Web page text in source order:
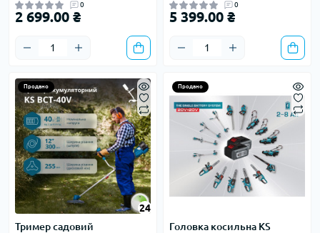
0
2 699.00 ₴
0
5 399.00 ₴
Продано
24
Тример садовий
Продано
Головка косильна KS